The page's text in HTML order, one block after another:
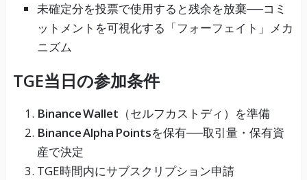
未確定分を投票で使用すると残余を放棄──コミ
ットメントを可視化する「フォーフェイト」メカ
ニズム
TGE当日の参加条件
Binance Wallet （セルフカストディ）を準備
Binance Alpha Pointsを保有──取引量・保有資
産で決定
TGE時間内にサブスクリプション申請